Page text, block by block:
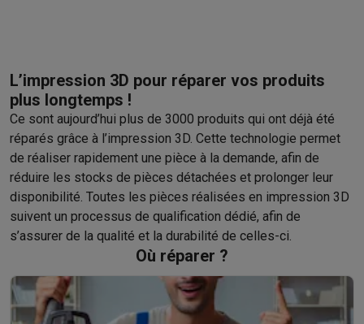
L’impression 3D pour réparer vos produits
plus longtemps !
Ce sont aujourd’hui plus de 3000 produits qui ont déjà été
réparés grâce à l’impression 3D. Cette technologie permet
de réaliser rapidement une pièce à la demande, afin de
réduire les stocks de pièces détachées et prolonger leur
disponibilité. Toutes les pièces réalisées en impression 3D
suivent un processus de qualification dédié, afin de
s’assurer de la qualité et la durabilité de celles-ci.
Où réparer ?